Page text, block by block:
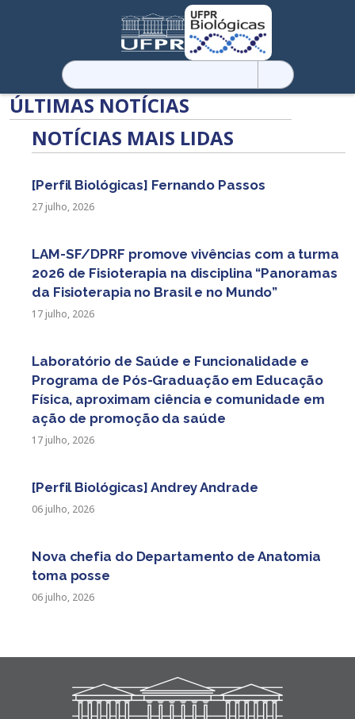
Pesquisar
por:
ÚLTIMAS NOTÍCIAS
NOTÍCIAS MAIS LIDAS
[Perfil Biológicas] Fernando Passos
27 julho, 2026
LAM-SF/DPRF promove vivências com a turma
2026 de Fisioterapia na disciplina “Panoramas
da Fisioterapia no Brasil e no Mundo”
17 julho, 2026
Laboratório de Saúde e Funcionalidade e
Programa de Pós-Graduação em Educação
Física, aproximam ciência e comunidade em
ação de promoção da saúde
17 julho, 2026
[Perfil Biológicas] Andrey Andrade
06 julho, 2026
Nova chefia do Departamento de Anatomia
toma posse
06 julho, 2026